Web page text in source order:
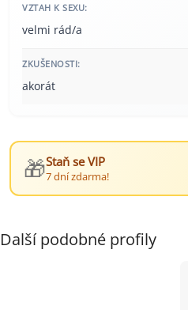
VZTAH K SEXU:
velmi rád/a
ZKUŠENOSTI:
akorát
🎁Staň se VIP
7 dní zdarma!
Další podobné profily